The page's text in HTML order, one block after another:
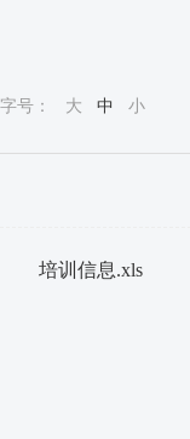
字号： 大 中 小
培训信息.xls